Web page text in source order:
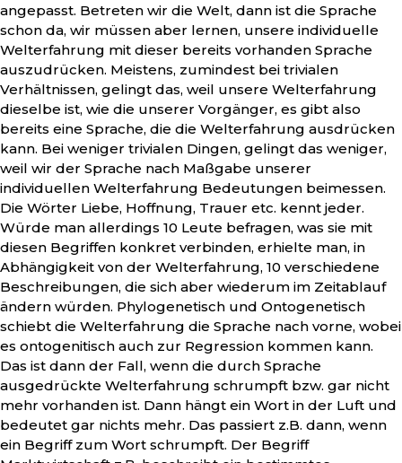
angepasst. Betreten wir die Welt, dann ist die Sprache
schon da, wir müssen aber lernen, unsere individuelle
Welterfahrung mit dieser bereits vorhanden Sprache
auszudrücken. Meistens, zumindest bei trivialen
Verhältnissen, gelingt das, weil unsere Welterfahrung
dieselbe ist, wie die unserer Vorgänger, es gibt also
bereits eine Sprache, die die Welterfahrung ausdrücken
kann. Bei weniger trivialen Dingen, gelingt das weniger,
weil wir der Sprache nach Maßgabe unserer
individuellen Welterfahrung Bedeutungen beimessen.
Die Wörter Liebe, Hoffnung, Trauer etc. kennt jeder.
Würde man allerdings 10 Leute befragen, was sie mit
diesen Begriffen konkret verbinden, erhielte man, in
Abhängigkeit von der Welterfahrung, 10 verschiedene
Beschreibungen, die sich aber wiederum im Zeitablauf
ändern würden. Phylogenetisch und Ontogenetisch
schiebt die Welterfahrung die Sprache nach vorne, wobei
es ontogenitisch auch zur Regression kommen kann.
Das ist dann der Fall, wenn die durch Sprache
ausgedrückte Welterfahrung schrumpft bzw. gar nicht
mehr vorhanden ist. Dann hängt ein Wort in der Luft und
bedeutet gar nichts mehr. Das passiert z.B. dann, wenn
ein Begriff zum Wort schrumpft. Der Begriff